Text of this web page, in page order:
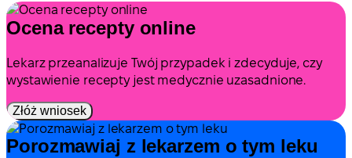
Ocena recepty online
Lekarz przeanalizuje Twój przypadek i zdecyduje, czy
wystawienie recepty jest medycznie uzasadnione.
Złóż wniosek
Porozmawiaj z lekarzem o tym leku